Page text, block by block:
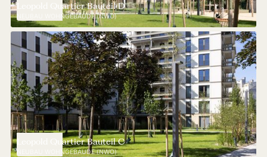
Leopold Quartier Bauteil D
NEUBAU WOHNGEBÄUDE (NWO)
Leopold Quartier Bauteil C
NEUBAU WOHNGEBÄUDE (NWO)